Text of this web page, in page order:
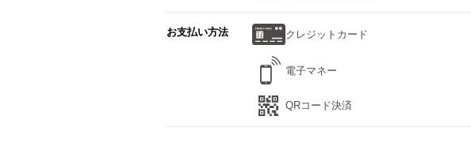
お支払い方法 クレジットカード
電子マネー
QRコード決済